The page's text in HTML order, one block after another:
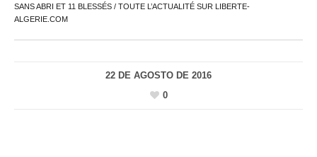
SANS ABRI ET 11 BLESSÉS / TOUTE L’ACTUALITÉ SUR LIBERTE-
ALGERIE.COM
22 DE AGOSTO DE 2016
0